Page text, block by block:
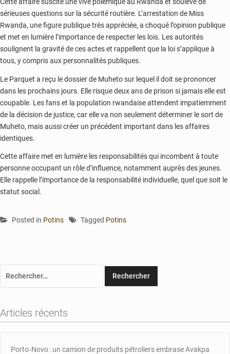
sérieuses questions sur la sécurité routière. L’arrestation de Miss
Rwanda, une figure publique très appréciée, a choqué l’opinion publique
et met en lumière l’importance de respecter les lois. Les autorités
soulignent la gravité de ces actes et rappellent que la loi s’applique à
tous, y compris aux personnalités publiques.
Le Parquet a reçu le dossier de Muheto sur lequel il doit se prononcer
dans les prochains jours. Elle risque deux ans de prison si jamais elle est
coupable. Les fans et la population rwandaise attendent impatiemment
de la décision de justice, car elle va non seulement déterminer le sort de
Muheto, mais aussi créer un précédent important dans les affaires
identiques.
Cette affaire met en lumière les responsabilités qui incombent à toute
personne occupant un rôle d’influence, notamment auprès des jeunes.
Elle rappelle l’importance de la responsabilité individuelle, quel que soit le
statut social.
Posted in Potins Tagged Potins
Articles récents
Porto‑Novo : un camion de produits pétroliers embrase Avakpa